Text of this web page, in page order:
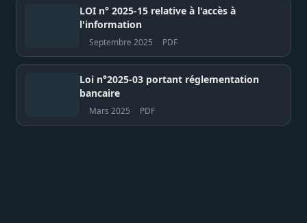
LOI n° 2025-15 relative à l'accès à
l'information
Septembre 2025 PDF
Loi n°2025-03 portant réglementation
bancaire
Mars 2025 PDF